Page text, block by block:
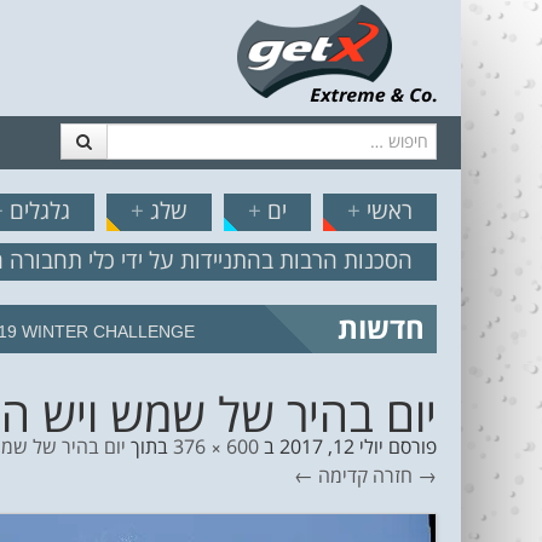
חיפוש
// תפריט
דלג לתוכן
ראשי + ים + שלג + גלגלים
הסכנות הרבות בהתניידות על ידי כלי
חדשות WINTER CHALLENGE
יום בהיר של שמש ויש
פורסם יולי 12, 2017 ב600 × 376 בתוך יום בהיר של
→ חזרה קדימה ←